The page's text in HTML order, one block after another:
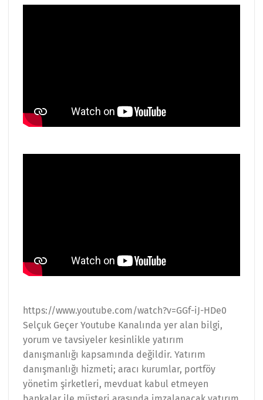
https://www.youtube.com/watch?v=GGf-iJ-HDe0
Selçuk Geçer Youtube Kanalında yer alan bilgi,
yorum ve tavsiyeler kesinlikle yatırım
danışmanlığı kapsamında değildir. Yatırım
danışmanlığı hizmeti; aracı kurumlar, portföy
yönetim şirketleri, mevduat kabul etmeyen